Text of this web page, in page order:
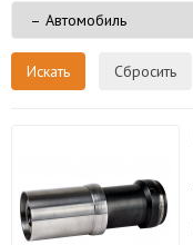
Сбросить